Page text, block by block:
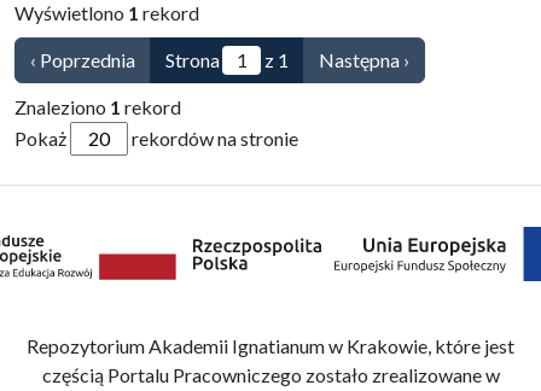
Wyświetlono 1 rekord
‹ Poprzednia Strona z 1 Następna ›
Znaleziono 1 rekord
Pokaż
rekordów na stronie
Repozytorium Akademii Ignatianum w Krakowie, które jest
częścią Portalu Pracowniczego zostało zrealizowane w